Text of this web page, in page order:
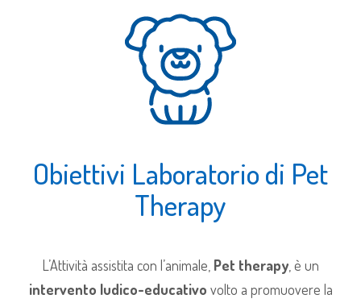
Obiettivi Laboratorio di Pet
Therapy
L’Attività assistita con l’animale, Pet therapy , è un
intervento ludico-educativo volto a promuovere la